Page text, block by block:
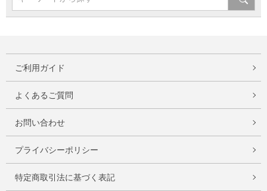
ご利用ガイド
よくあるご質問
お問い合わせ
プライバシーポリシー
特定商取引法に基づく表記